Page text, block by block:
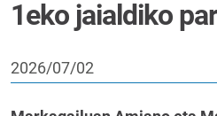
1eko jaialdiko
2026/07/02